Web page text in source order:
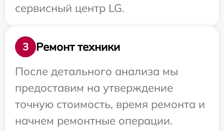
сервисный центр LG.
3
Ремонт техники
После детального анализа мы
предоставим на утверждение
точную стоимость, время ремонта и
начнем ремонтные операции.